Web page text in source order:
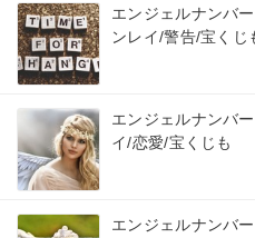
エンジェルナンバ
ンレイ/警告/宝くじ
エンジェルナンバ
イ/恋愛/宝くじも
エンジェルナンバ